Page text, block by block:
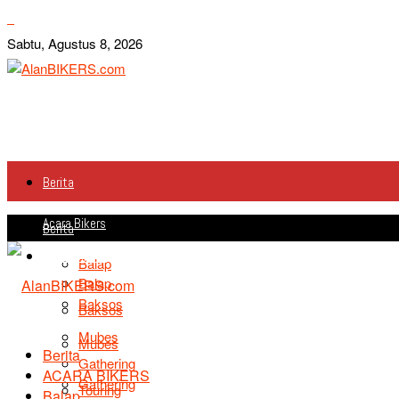
Sabtu, Agustus 8, 2026
Berita
Acara Bikers
Balap
Baksos
Mubes
Gathering
Berita
Acara Bikers
Balap
Baksos
Mubes
Gathering
Touring
Berita
ACARA BIKERS